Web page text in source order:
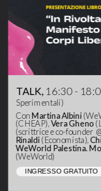
INGRESSO GRATUITO
TALK, 16:30 -
Sperimentali)
Con Martina Albini
(CHEAP), Vera Gheno
(scrittrice e co-founder
Rinaldi (Economista),
(WeWorld)